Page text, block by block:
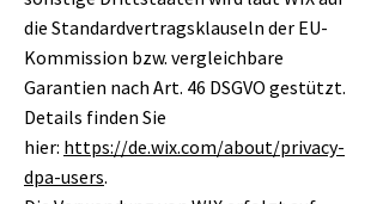
die Standardvertragsklauseln der EU-
Kommission bzw. vergleichbare
Garantien nach Art. 46 DSGVO gestützt.
Details finden Sie
hier: https://de.wix.com/about/privacy-
dpa-users.